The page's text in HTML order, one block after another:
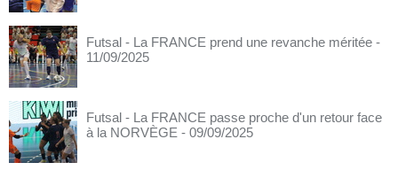
Futsal - La FRANCE prend une revanche méritée -
11/09/2025
Futsal - La FRANCE passe proche d'un retour face
à la NORVÈGE - 09/09/2025